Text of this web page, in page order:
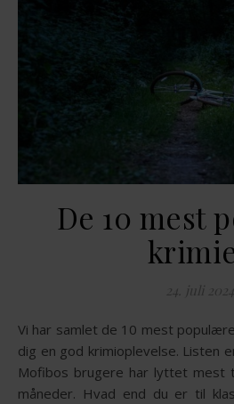
De 10 mest
24. juli 2024
Vi har samlet de 10 mest populære krimier, der garanterer
dig en god krimioplevelse. Listen
Mofibos brugere har lyttet mest
måneder. Hvad end du er til